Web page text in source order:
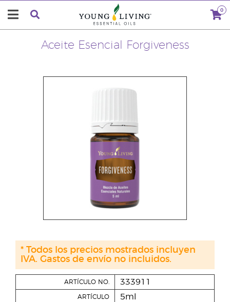
0
Aceite Esencial Forgiveness
ARTÍCULO NO. 333911
ARTÍCULO 5ml
* Todos los precios mostrados incluyen
IVA. Gastos de envío no incluidos.